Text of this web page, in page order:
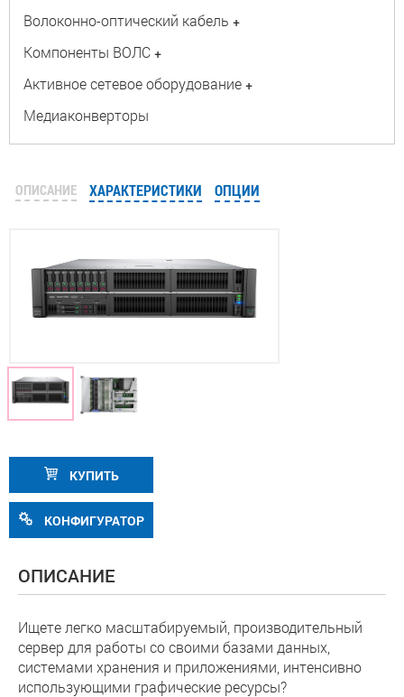
Волоконно-оптический кабель +
Компоненты ВОЛС +
Активное сетевое оборудование +
Медиаконверторы
ОПИСАНИЕ ХАРАКТЕРИСТИКИ ОПЦИИ
КУПИТЬ
КОНФИГУРАТОР
ОПИСАНИЕ
Ищете легко масштабируемый, производительный
сервер для работы со своими базами данных,
системами хранения и приложениями, интенсивно
использующими графические ресурсы?